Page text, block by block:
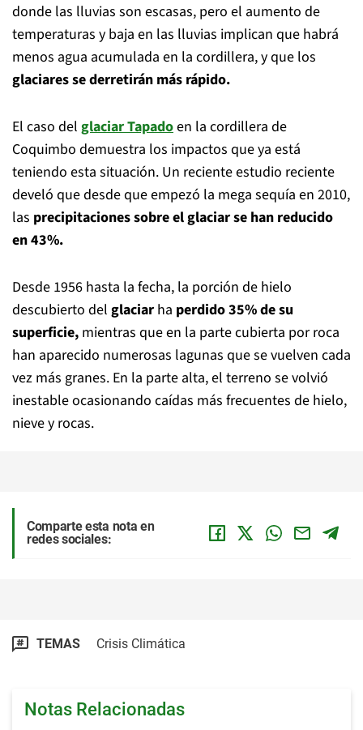
donde las lluvias son escasas, pero el aumento de
temperaturas y baja en las lluvias implican que habrá
menos agua acumulada en la cordillera, y que los
glaciares se derretirán más rápido.
El caso del glaciar Tapadoen la cordillera de
Coquimbo demuestra los impactos que ya está
teniendo esta situación. Un reciente estudio reciente
develó que desde que empezó la mega sequía en 2010,
las precipitaciones sobre el glaciar se han reducido
en 43%.
Desde 1956 hasta la fecha, la porción de hielo
descubierto del glaciar ha perdido 35% de su
superficie, mientras que en la parte cubierta por roca
han aparecido numerosas lagunas que se vuelven cada
vez más granes. En la parte alta, el terreno se volvió
inestable ocasionando caídas más frecuentes de hielo,
nieve y rocas.
Comparte esta nota en
redes sociales:
TEMAS Crisis Climática
Notas Relacionadas